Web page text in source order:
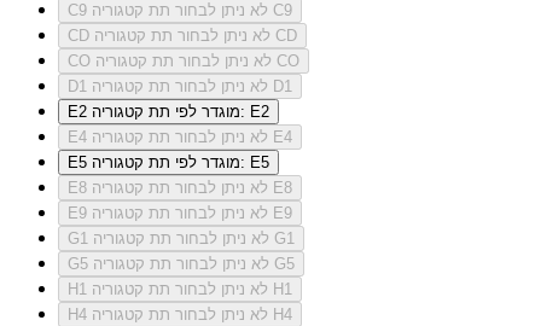
C9
לא ניתן לבחור תת קטגוריה C9
CD
לא ניתן לבחור תת קטגוריה CD
CO
לא ניתן לבחור תת קטגוריה CO
D1
לא ניתן לבחור תת קטגוריה D1
E2
מוגדר לפי תת קטגוריה: E2
E4
לא ניתן לבחור תת קטגוריה E4
E5
מוגדר לפי תת קטגוריה: E5
E8
לא ניתן לבחור תת קטגוריה E8
E9
לא ניתן לבחור תת קטגוריה E9
G1
לא ניתן לבחור תת קטגוריה G1
G5
לא ניתן לבחור תת קטגוריה G5
H1
לא ניתן לבחור תת קטגוריה H1
H4
לא ניתן לבחור תת קטגוריה H4